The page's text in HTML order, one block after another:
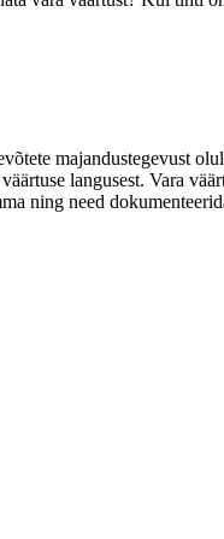
majandustegevust
langusest. Vara
ning need